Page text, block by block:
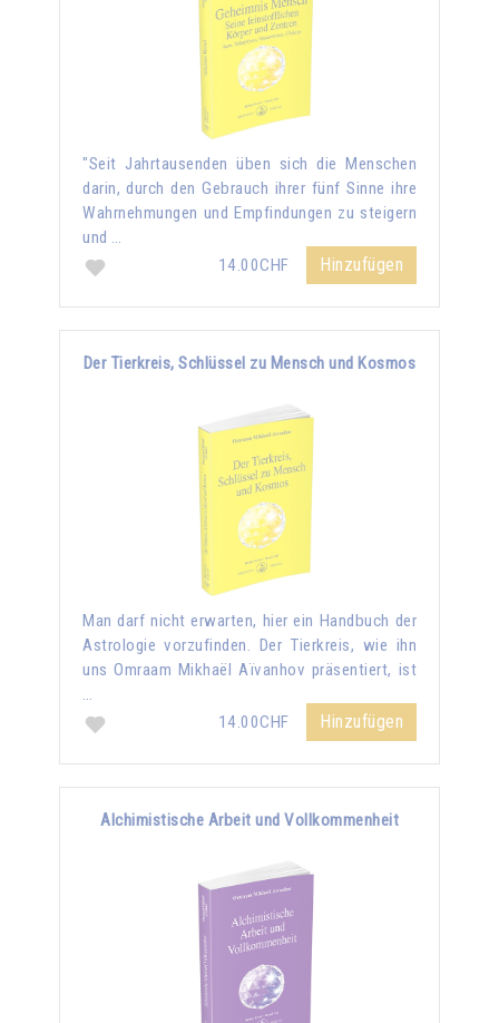
"Seit Jahrtausenden üben sich die Menschen
darin, durch den Gebrauch ihrer fünf Sinne ihre
Wahrnehmungen und Empfindungen zu steigern
und …
14.00CHF
Hinzufügen
Der Tierkreis, Schlüssel zu Mensch und Kosmos
Man darf nicht erwarten, hier ein Handbuch der
Astrologie vorzufinden. Der Tierkreis, wie ihn
uns Omraam Mikhaël Aïvanhov präsentiert, ist
…
14.00CHF
Hinzufügen
Alchimistische Arbeit und Vollkommenheit